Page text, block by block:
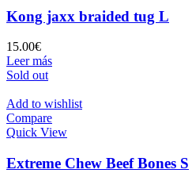
Kong jaxx braided tug L
15.00€
Leer más
Sold out
Add to wishlist
Compare
Quick View
Extreme Chew Beef Bones S